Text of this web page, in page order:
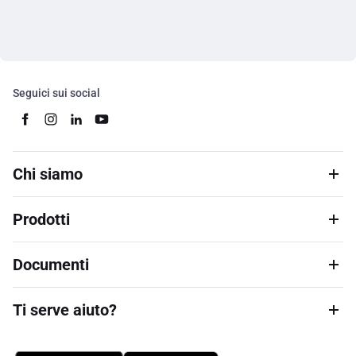
Seguici sui social
Chi siamo
Prodotti
Documenti
Ti serve aiuto?